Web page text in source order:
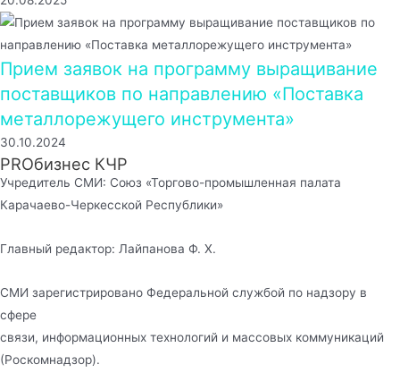
Прием заявок на программу выращивание
поставщиков по направлению «Поставка
металлорежущего инструмента»
30.10.2024
PROбизнес КЧР
Учредитель СМИ: Союз «Торгово-промышленная палата
Карачаево-Черкесской Республики»
Главный редактор: Лайпанова Ф. Х.
СМИ зарегистрировано Федеральной службой по надзору в
сфере
связи, информационных технологий и массовых коммуникаций
(Роскомнадзор).